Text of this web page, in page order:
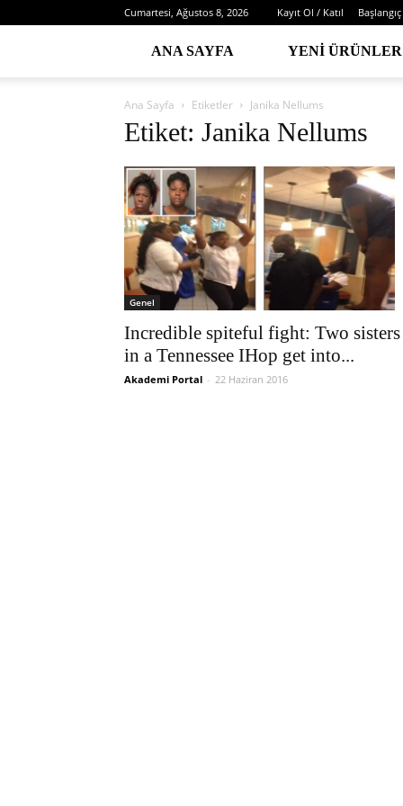
Cumartesi, Ağustos 8, 2026 Kayıt Ol / Katıl Başlangıç
ANA SAYFA YENI ÜRÜNLER
Ana Sayfa Etiketler Janika Nellums
Etiket: Janika Nellums
Genel
Incredible spiteful fight: Two sisters
in a Tennessee IHop get into...
Akademi Portal - 22 Haziran 2016